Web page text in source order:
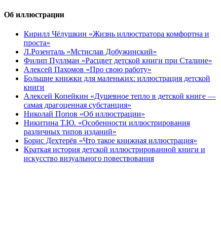
Об иллюстрации
Кирилл Чёлушкин «Жизнь иллюстратора комфортна и
проста»
Л.Розенталь «Мстислав Добужинский»
Филип Пуллман «Расцвет детской книги при Сталине»
Алексей Пахомов «Про свою работу»
Большие книжки для маленьких: иллюстрация детской
книги
Алексей Копейкин «Душевное тепло в детской книге —
самая драгоценная субстанция»
Николай Попов «Об иллюстрации»
Никитина Т.Ю. «Особенности иллюстрирования
различных типов изданий»
Борис Дехтерёв «Что такое книжная иллюстрация»
Краткая история детской иллюстрированной книги и
искусство визуального повествования